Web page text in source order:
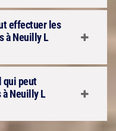
effectuer les
à Neuilly L
qui peut
Neuilly L